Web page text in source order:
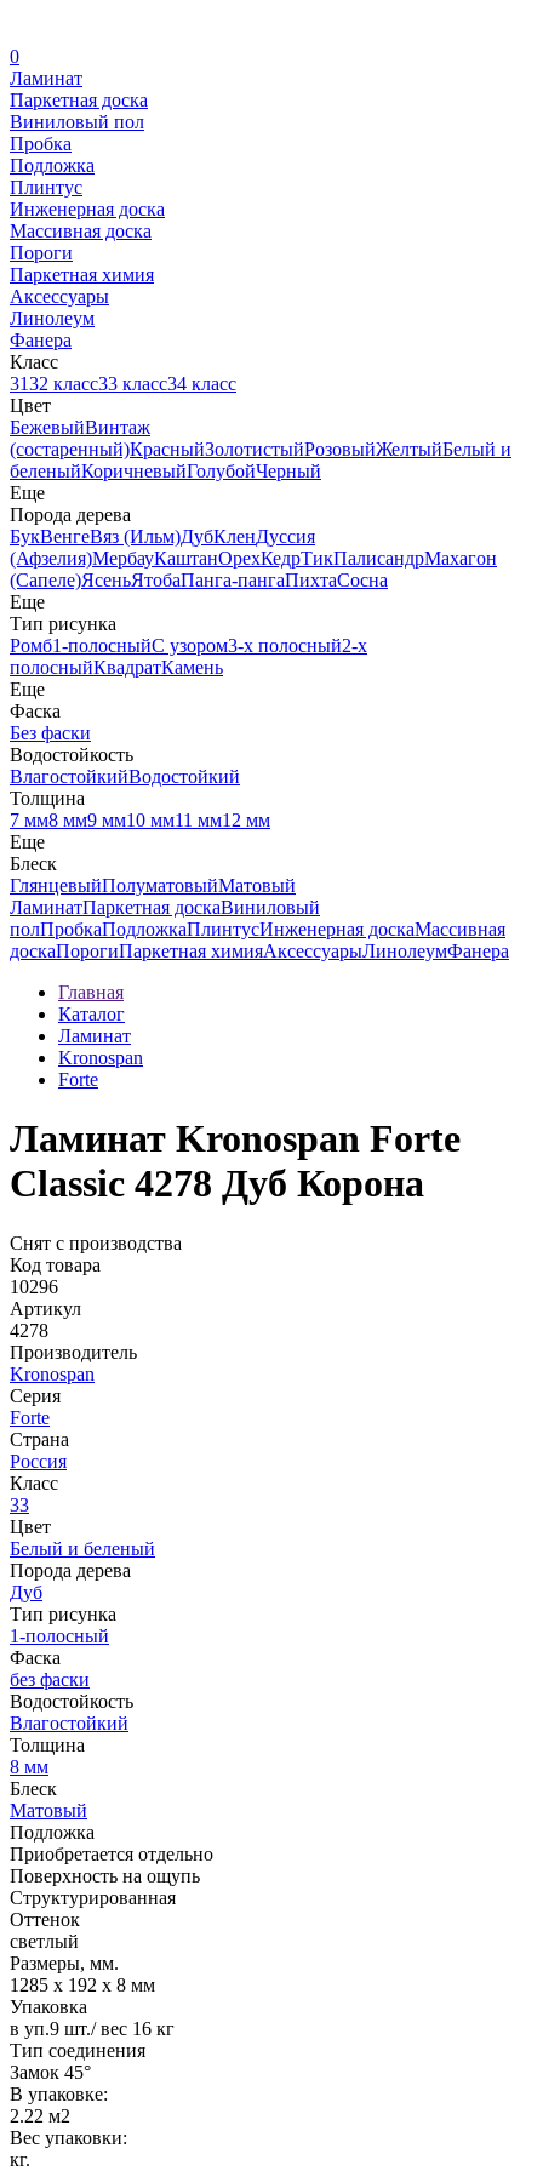
0
Ламинат
Паркетная доска
Виниловый пол
Пробка
Подложка
Плинтус
Инженерная доска
Массивная доска
Пороги
Паркетная химия
Аксессуары
Линолеум
Фанера
Класс
3132 класс33 класс34 класс
Цвет
БежевыйВинтаж
(состаренный)КрасныйЗолотистыйРозовыйЖелтыйБелый и
беленыйКоричневыйГолубойЧерный
Еще
Порода дерева
БукВенгеВяз (Ильм)ДубКленДуссия
(Афзелия)МербауКаштанОрехКедрТикПалисандрМахагон
(Сапеле)ЯсеньЯтобаПанга-пангаПихтаСосна
Еще
Тип рисунка
Ромб1-полосныйС узором3-х полосный2-х
полосныйКвадратКамень
Еще
Фаска
Без фаски
Водостойкость
ВлагостойкийВодостойкий
Толщина
7 мм8 мм9 мм10 мм11 мм12 мм
Еще
Блеск
ГлянцевыйПолуматовыйМатовый
ЛаминатПаркетная доскаВиниловый
полПробкаПодложкаПлинтусИнженерная доскаМассивная
доскаПорогиПаркетная химияАксессуарыЛинолеумФанера
Главная
Каталог
Ламинат
Kronospan
Forte
Ламинат Kronospan Forte
Classic 4278 Дуб Корона
Снят с производства
Код товара
10296
Артикул
4278
Производитель
Kronospan
Серия
Forte
Страна
Россия
Класс
33
Цвет
Белый и беленый
Порода дерева
Дуб
Тип рисунка
1-полосный
Фаска
без фаски
Водостойкость
Влагостойкий
Толщина
8 мм
Блеск
Матовый
Подложка
Приобретается отдельно
Поверхность на ощупь
Структурированная
Оттенок
светлый
Размеры, мм.
1285 x 192 x 8 мм
Упаковка
в уп.9 шт./ вес 16 кг
Тип соединения
Замок 45°
В упаковке:
2.22 м2
Вес упаковки:
кг.